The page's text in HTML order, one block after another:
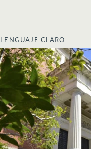
LENGUAJE CLARO